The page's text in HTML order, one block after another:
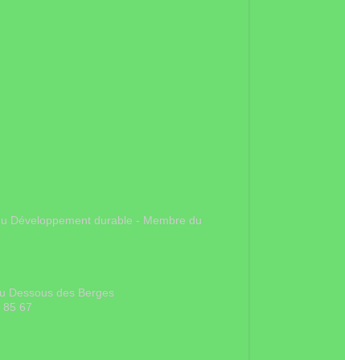
Développement durable - Membre du
Dessous des Berges
85 67